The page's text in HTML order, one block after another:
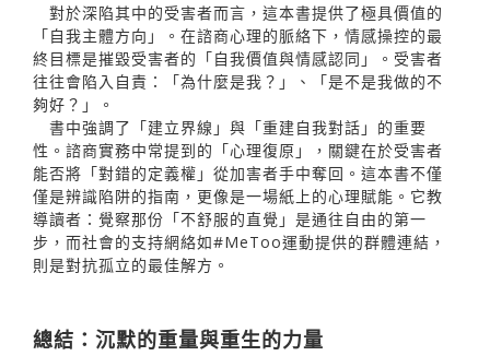
對於深陷其中的受害者而言，這本書提供了極具價值的
「自我主體方向」。在諮商心理的脈絡下，情感操控的最
終目標是摧毀受害者的「自我價值與情感認同」。受害者
往往會陷入自責：「為什麼是我？」、「是不是我做的不
夠好？」。
書中強調了「建立界線」與「重建自我對話」的重要
性。諮商實務中常提到的「心理復原」，關鍵在於受害者
能否將「對錯的定義權」從加害者手中奪回。這本書不僅
僅是辨識陷阱的指南，更像是一場紙上的心理賦能。它教
導讀者：覺察那份「不舒服的直覺」是通往自由的第一
步，而社會的支持網絡如#MeToo運動提供的群體連結，
則是對抗孤立的最佳解方。
總結：沉默的重量與重生的力量